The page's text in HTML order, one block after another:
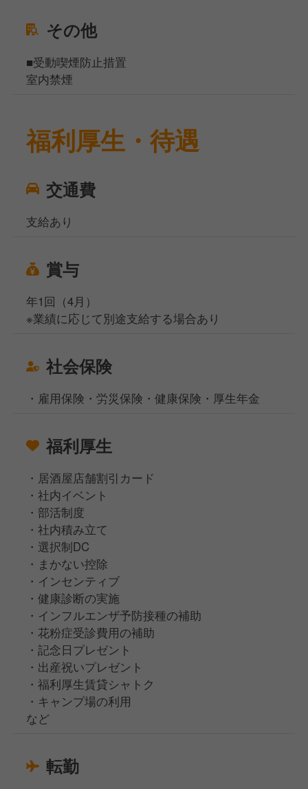
その他
■受動喫煙防止措置
室内禁煙
福利厚生・待遇
交通費
支給あり
賞与
年1回（4月）
※業績に応じて別途支給する場合あり
社会保険
・雇用保険・労災保険・健康保険・厚生年金
福利厚生
・居酒屋店舗割引カード
・社内イベント
・部活制度
・社内積み立て
・選択制DC
・まかない控除
・インセンティブ
・健康診断の実施
・インフルエンザ予防接種の補助
・花粉症受診費用の補助
・記念日プレゼント
・出産祝いプレゼント
・福利厚生賃貸シャトク
・キャンプ場の利用
など
転勤